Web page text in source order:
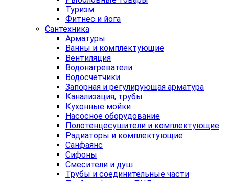
Туризм
Фитнес и йога
Сантехника
Арматуры
Ванны и комплектующие
Вентиляция
Водонагреватели
Водосчетчики
Запорная и регулирующая арматура
Канализация, трубы
Кухонные мойки
Насосное оборудование
Полотенцесушители и комплектующие
Радиаторы и комплектующие
Санфаянс
Сифоны
Смесители и душ
Трубы и соединительные части